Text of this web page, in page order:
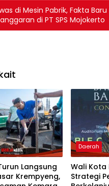
di Mesin Pabrik, Fakta
di PT SPS Mojokerto
Langsung
Krempyeng,
Daerah
Wali
Strategi